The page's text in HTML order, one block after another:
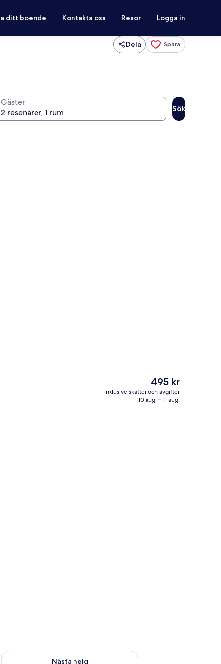
ditt boende Kontakta oss Resor Logga in
Dela Spara
Gäster
Sök
Det
nuvarande
priset
495 kr
inklusive skatter och avgifter
10 aug. – 11 aug.
aug. 7 - aug. 9
Nästa helg
Kontrollera tillgängligheten för nästa helg aug. 14 - aug. 16